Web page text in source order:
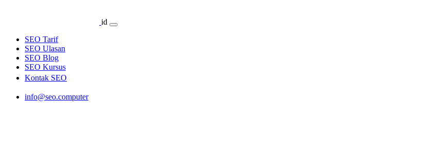
id
SEO Tarif
SEO Ulasan
SEO Blog
SEO Kursus
Kontak SEO
info@seo.computer